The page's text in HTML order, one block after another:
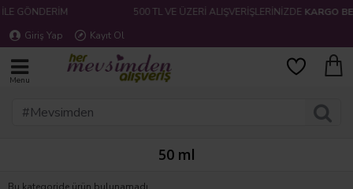
GÖNDERİM 500 TL VE ÜZERİ ALIŞVERİŞLERİNİZDEKARGO
Giriş Yap
Kayıt Ol
50 ml